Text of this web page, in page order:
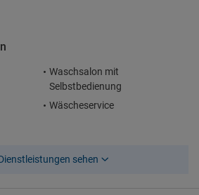
Waschsalon mit
Selbstbedienung
Wäscheservice
sehen